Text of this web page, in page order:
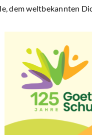
dem weltbekannten